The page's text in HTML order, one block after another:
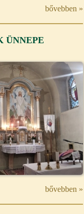
bővebben »
ÜNNEPE
bővebben »